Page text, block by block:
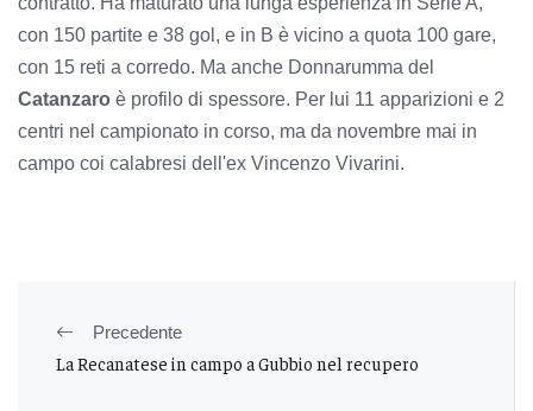
con 150 partite e 38 gol, e in B è vicino a quota 100 gare,
con 15 reti a corredo. Ma anche Donnarumma del
Catanzaro è profilo di spessore. Per lui 11 apparizioni e 2
centri nel campionato in corso, ma da novembre mai in
campo coi calabresi dell'ex Vincenzo Vivarini.
Precedente
La Recanatese in campo a Gubbio nel recupero